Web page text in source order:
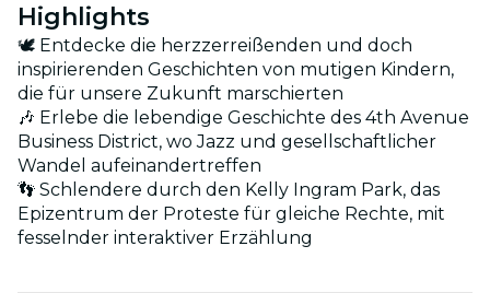
Highlights
🕊 Entdecke die herzzerreißenden und doch
inspirierenden Geschichten von mutigen Kindern,
die für unsere Zukunft marschierten
🎶 Erlebe die lebendige Geschichte des 4th Avenue
Business District, wo Jazz und gesellschaftlicher
Wandel aufeinandertreffen
👣 Schlendere durch den Kelly Ingram Park, das
Epizentrum der Proteste für gleiche Rechte, mit
fesselnder interaktiver Erzählung